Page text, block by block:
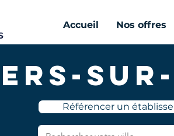
Accueil Nos offres
Référencer un